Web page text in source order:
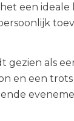
een ideale
gezien als
en een